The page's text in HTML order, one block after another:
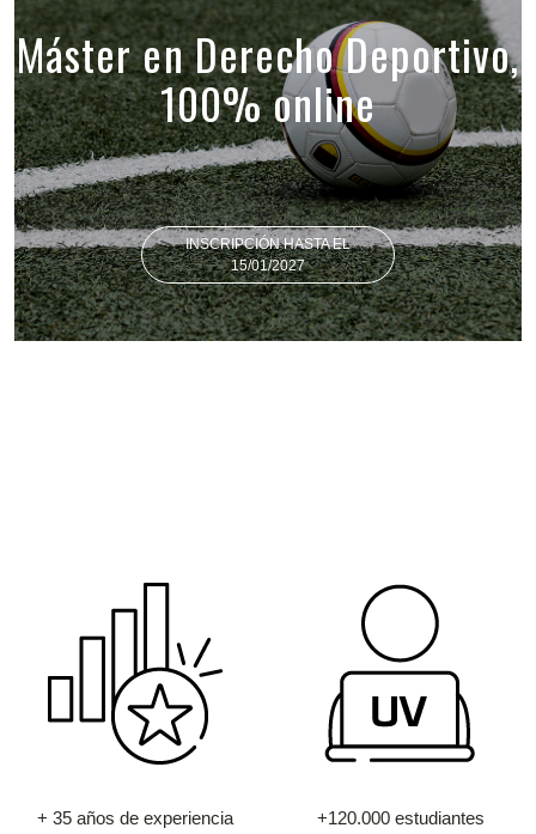
Máster en Derecho Deportivo,
100% online
INSCRIPCIÓN HASTA EL
15/01/2027
+ 35 años de experiencia +120.000 estudiantes